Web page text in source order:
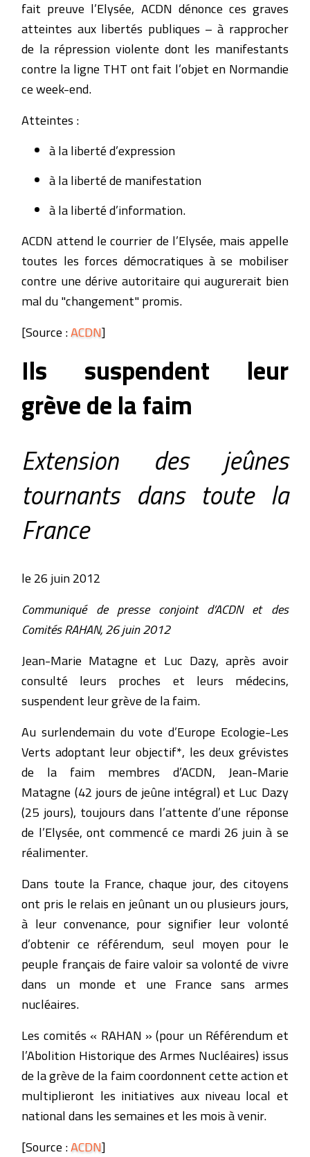
fait preuve l’Elysée, ACDN dénonce ces graves
atteintes aux libertés publiques – à rapprocher
de la répression violente dont les manifestants
contre la ligne THT ont fait l’objet en Normandie
ce week-end.
Atteintes :
à la liberté d’expression
à la liberté de manifestation
à la liberté d’information.
ACDN attend le courrier de l’Elysée, mais appelle
toutes les forces démocratiques à se mobiliser
contre une dérive autoritaire qui augurerait bien
mal du "changement" promis.
[Source :ACDN]
Ils suspendent leur
grève de la faim
Extension des jeûnes
tournants dans toute la
France
le 26 juin 2012
Communiqué de presse conjoint d’ACDN et des
Comités RAHAN, 26 juin 2012
Jean-Marie Matagne et Luc Dazy, après avoir
consulté leurs proches et leurs médecins,
suspendent leur grève de la faim.
Au surlendemain du vote d’Europe Ecologie-Les
Verts adoptant leur objectif*, les deux grévistes
de la faim membres d’ACDN, Jean-Marie
Matagne (42 jours de jeûne intégral) et Luc Dazy
(25 jours), toujours dans l’attente d’une réponse
de l’Elysée, ont commencé ce mardi 26 juin à se
réalimenter.
Dans toute la France, chaque jour, des citoyens
ont pris le relais en jeûnant un ou plusieurs jours,
à leur convenance, pour signifier leur volonté
d’obtenir ce référendum, seul moyen pour le
peuple français de faire valoir sa volonté de vivre
dans un monde et une France sans armes
nucléaires.
Les comités « RAHAN » (pour un Référendum et
l’Abolition Historique des Armes Nucléaires) issus
de la grève de la faim coordonnent cette action et
multiplieront les initiatives aux niveau local et
national dans les semaines et les mois à venir.
[Source :ACDN]